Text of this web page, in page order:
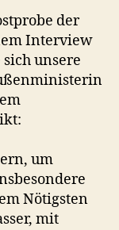
der
Interview
unsere
um
Nötigsten
mit